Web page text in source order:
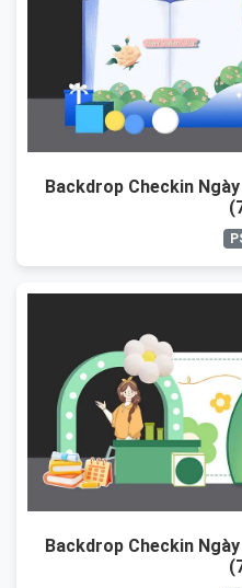
Backdrop Checkin
Backdrop Checkin